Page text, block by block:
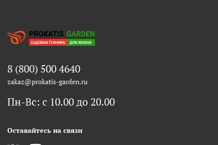
8 (800) 500 4640
zakaz@prokatis-garden.ru
Пн-Вс: с 10.00 до 20.00
Оставайтесь на связи